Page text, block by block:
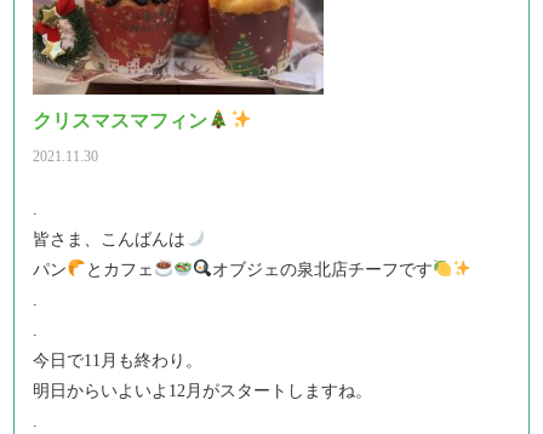
クリスマスマフィン
2021.11.30
皆さま、こんばんは
パン
とカフェ
オブジェの泉北店チーフです
今日で11月も終わり。
明日からいよいよ12月がスタートしますね。